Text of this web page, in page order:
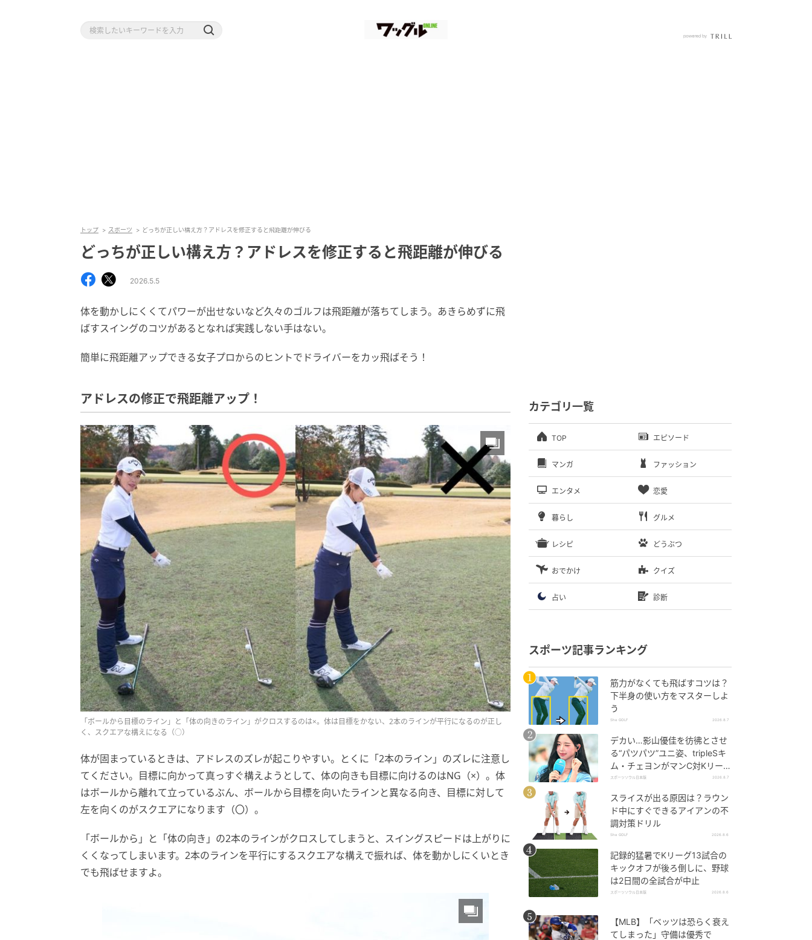
トップ スポーツ どっちが正しい構え方？アドレスを修正すると飛距離が伸びる
どっちが正しい構え方？アドレスを修正すると飛距離が伸びる
2026.5.5
体を動かしにくくてパワーが出せないなど久々のゴルフは飛距離が落ちてしまう。あきらめずに飛
ばすスイングのコツがあるとなれば実践しない手はない。
簡単に飛距離アップできる女子プロからのヒントでドライバーをカッ飛ばそう！
アドレスの修正で飛距離アップ！
「ボールから目標のライン」と「体の向きのライン」がクロスするのは×。体は目標をかない、2本のラインが平行になるのが正し
く、スクエアな構えになる（○）
体が固まっているときは、アドレスのズレが起こりやすい。とくに「2本のライン」のズレに注意し
てください。目標に向かって真っすぐ構えようとして、体の向きも目標に向けるのはNG（×）。体
はボールから離れて立っているぶん、ボールから目標を向いたラインと異なる向き、目標に対して
左を向くのがスクエアになります（〇）。
「ボールから」と「体の向き」の2本のラインがクロスしてしまうと、スイングスピードは上がりに
くくなってしまいます。2本のラインを平行にするスクエアな構えで振れば、体を動かしにくいとき
でも飛ばせますよ。
カテゴリ一覧
TOP エピソード
マンガ ファッション
エンタメ 恋愛
暮らし グルメ
レシピ どうぶつ
おでかけ クイズ
占い 診断
スポーツ記事ランキング
筋力がなくても飛ばすコツは？
下半身の使い方をマスターしよ
う
She GOLF 2026.8.7
デカい…影山優佳を彷彿とさせ
る“パツパツ”ユニ姿、tripleSキ
ム・チェヨンがマンC対Kリーグ
選抜に登場
スポーツソウル日本版 2026.8.7
スライスが出る原因は？ラウン
ド中にすぐできるアイアンの不
調対策ドリル
She GOLF 2026.8.6
記録的猛暑でKリーグ13試合の
キックオフが後ろ倒しに、野球
は2日間の全試合が中止
スポーツソウル日本版 2026.8.6
【MLB】「ベッツは恐らく衰え
てしまった」守備は優秀で